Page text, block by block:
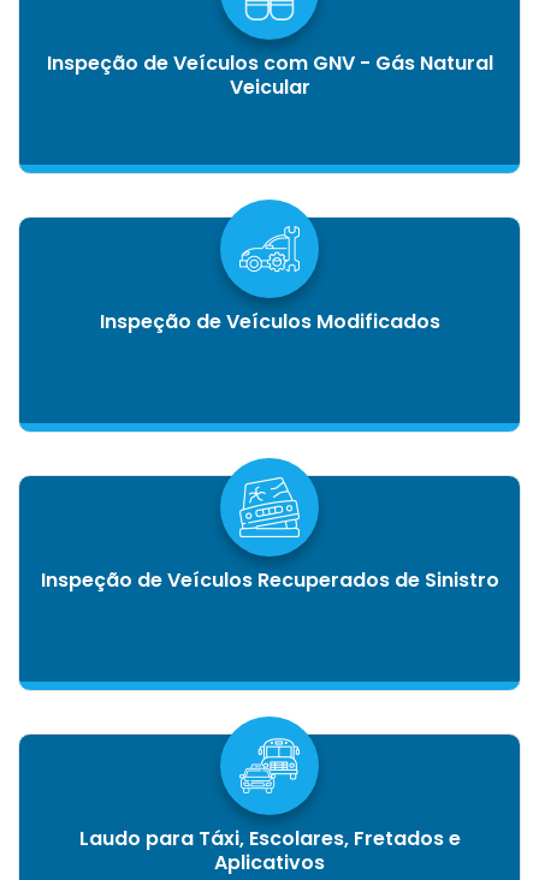
Inspeção de Veículos com GNV - Gás Natural
Veicular
Inspeção de Veículos Modificados
Inspeção de Veículos Recuperados de Sinistro
Laudo para Táxi, Escolares, Fretados e
Aplicativos